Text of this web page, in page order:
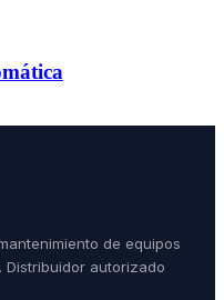
de equipos
Distribuidor autorizado